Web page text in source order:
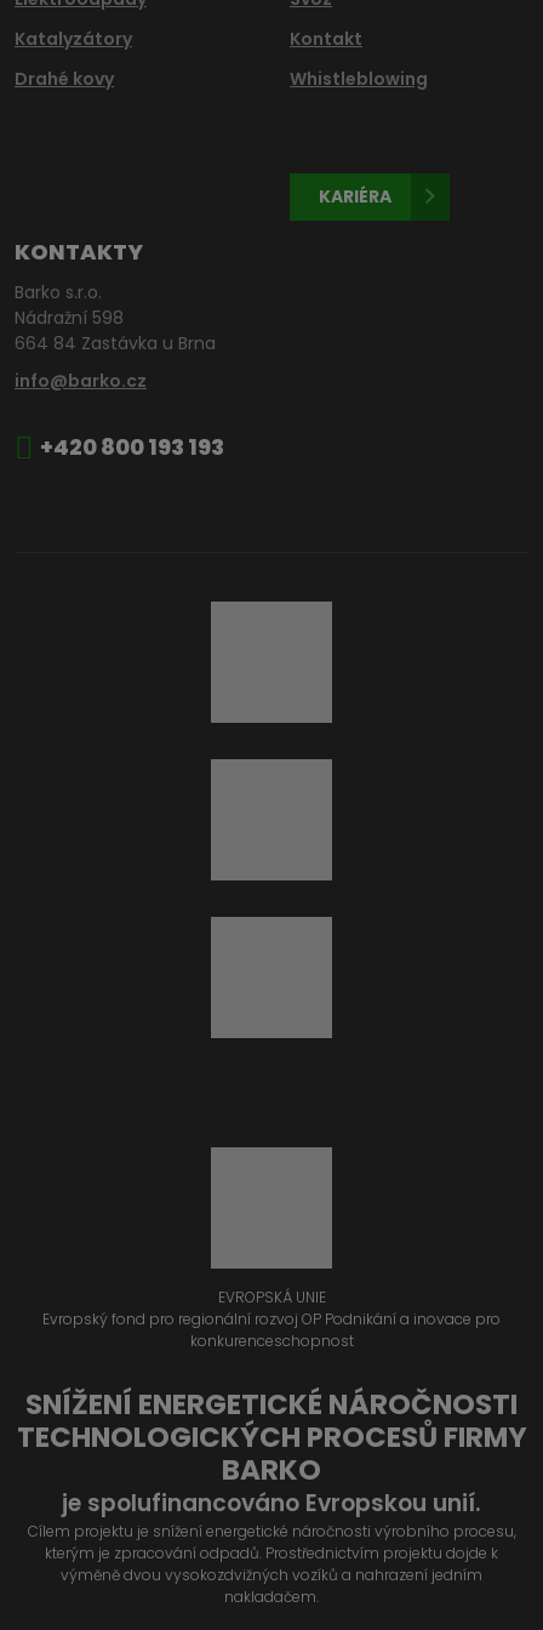
Katalyzátory
Drahé kovy
Kontakt
Whistleblowing
KARIÉRA
KONTAKTY
Barko s.r.o.
Nádražní 598
664 84 Zastávka u Brna
info@barko.cz
+420 800 193 193
EVROPSKÁ UNIE
Evropský fond pro regionální rozvoj OP Podnikání a inovace pro
konkurenceschopnost
SNÍŽENÍ ENERGETICKÉ NÁROČNOSTI
TECHNOLOGICKÝCH PROCESŮ FIRMY
BARKO
je spolufinancováno Evropskou unií.
Cílem projektu je snížení energetické náročnosti výrobního procesu,
kterým je zpracování odpadů. Prostřednictvím projektu dojde k
výměně dvou vysokozdvižných vozíků a nahrazení jedním
nakladačem.